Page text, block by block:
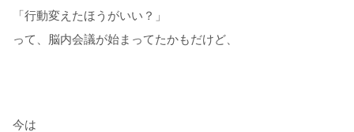
「行動変えたほうがいい？」
って、脳内会議が始まってたかもだけど、
今は